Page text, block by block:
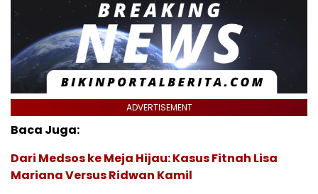
ADVERTISEMENT
Baca Juga:
Dari Medsos ke Meja Hijau: Kasus Fitnah Lisa
Mariana Versus Ridwan Kamil